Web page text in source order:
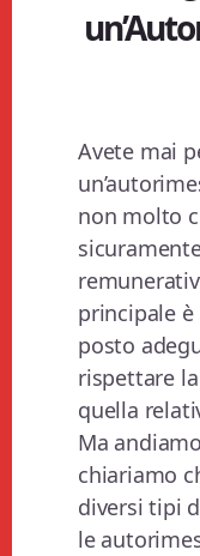
Avete mai
non molto
principale
posto
rispettare
quella
Ma
chiariamo
diversi tipi
le